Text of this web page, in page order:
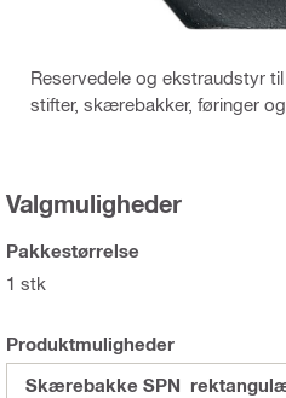
Reservedele og ekstraudstyr
stifter, skærebakker, føringer
Valgmuligheder
Pakkestørrelse
1 stk
Produktmuligheder
Skærebakke SPN